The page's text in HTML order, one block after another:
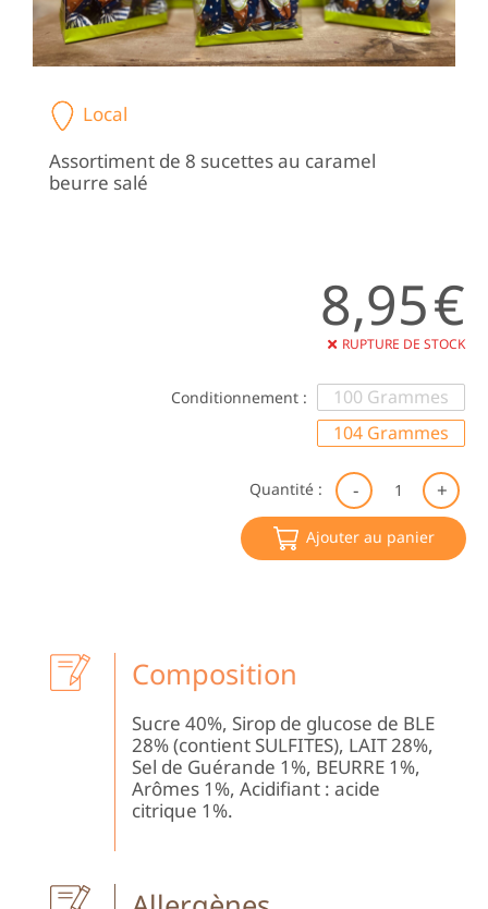
Local
Assortiment de 8 sucettes au caramel
beurre salé
8,95€
RUPTURE DE STOCK
Conditionnement :
100 Grammes
104 Grammes
Quantité :
au
Ajouter au panier
Composition
Sucre 40%, Sirop de glucose de BLE
28% (contient SULFITES), LAIT 28%,
Sel de Guérande 1%, BEURRE 1%,
Arômes 1%, Acidifiant : acide
citrique 1%.